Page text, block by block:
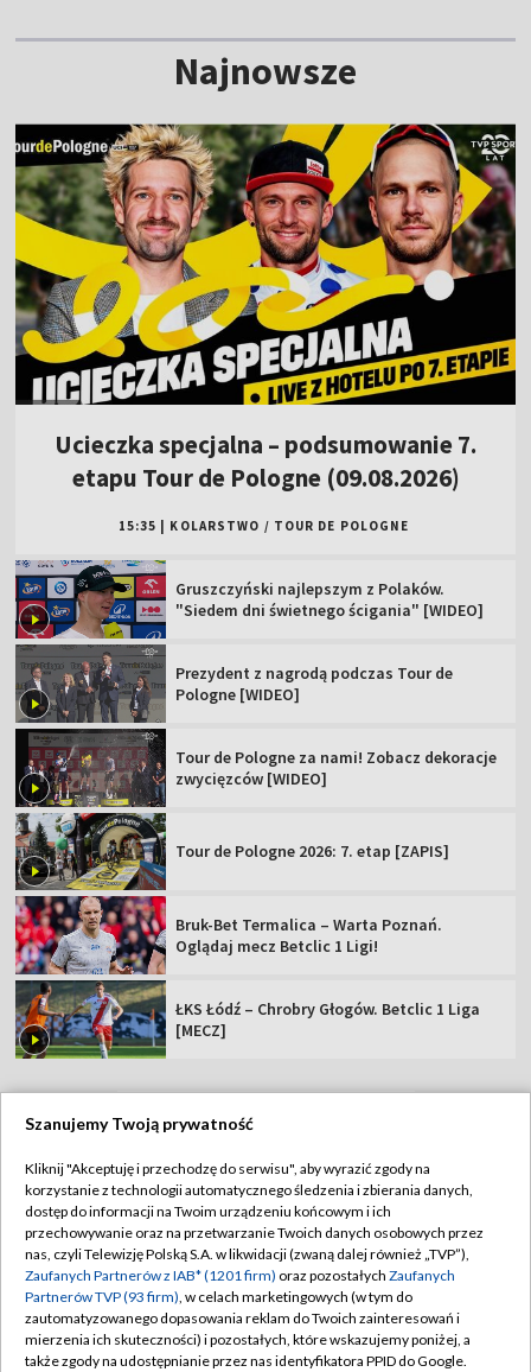
Najnowsze
Ucieczka specjalna – podsumowanie 7.
etapu Tour de Pologne (09.08.2026)
15:35 KOLARSTWO / TOUR DE POLOGNE
Gruszczyński najlepszym z Polaków.
"Siedem dni świetnego ścigania" [WIDEO]
Prezydent z nagrodą podczas Tour de
Pologne [WIDEO]
Tour de Pologne za nami! Zobacz dekoracje
zwycięzców [WIDEO]
Tour de Pologne 2026: 7. etap [ZAPIS]
Bruk-Bet Termalica – Warta Poznań.
Oglądaj mecz Betclic 1 Ligi!
ŁKS Łódź – Chrobry Głogów. Betclic 1 Liga
[MECZ]
Abonament TVP
Sklep TVP
Biuro Reklamy
Oferta Handlowa
Telegazeta ogłoszenia
Regulamin TVP
Polityka prywatności
Moje zgody
Biuro reklamy
Kontakt
Szanujemy Twoją prywatność
Kliknij "Akceptuję i przechodzę do serwisu", aby wyrazić zgody na
korzystanie z technologii automatycznego śledzenia i zbierania danych,
dostęp do informacji na Twoim urządzeniu końcowym i ich
przechowywanie oraz na przetwarzanie Twoich danych osobowych przez
nas, czyli Telewizję Polską S.A. w likwidacji (zwaną dalej również „TVP”),
Zaufanych Partnerów z IAB* (1201 firm) oraz pozostałych Zaufanych
Partnerów TVP (93 firm), w celach marketingowych (w tym do
zautomatyzowanego dopasowania reklam do Twoich zainteresowań i
mierzenia ich skuteczności) i pozostałych, które wskazujemy poniżej, a
także zgody na udostępnianie przez nas identyfikatora PPID do Google.